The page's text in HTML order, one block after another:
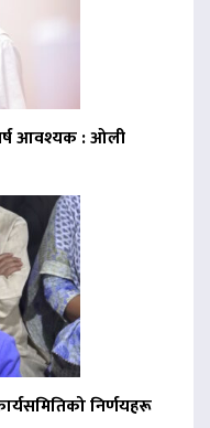
आवश्यक : ओली
निर्णयहरू